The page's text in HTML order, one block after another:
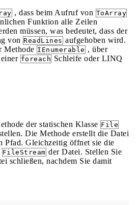
, dass beim Aufruf von ToArray
Funktion alle Zeilen
müssen, was bedeutet, dass der
von ReadLines aufgehoben wird.
Methode IEnumerable , über
foreach Schleife oder LINQ
der statischen Klasse File
Die Methode erstellt die Datei
Pfad. Gleichzeitig öffnet sie die
FileStream der Datei. Stellen Sie
schließen, nachdem Sie damit